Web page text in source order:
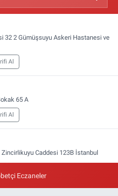
32 2 Gümüşsuyu Askeri Hastanesi ve
Al
65 A
Al
Caddesi 123B İstanbul
Al Eczaneler